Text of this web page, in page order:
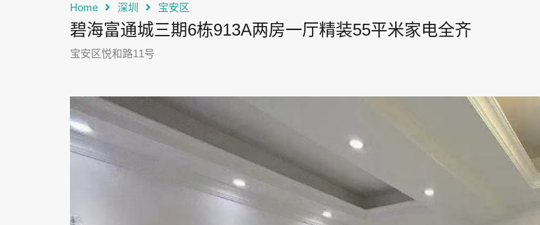
Home 深圳 宝安区
碧海富通城三期6栋913A两房一厅精装55平米家电全齐
宝安区悦和路11号